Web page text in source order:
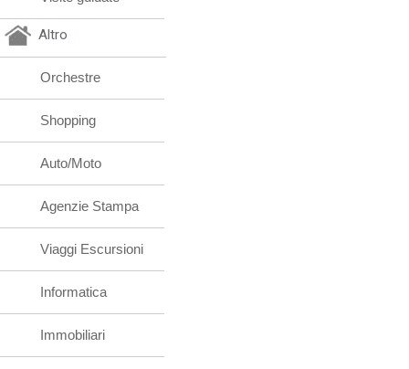
Altro
Orchestre
Shopping
Auto/Moto
Agenzie Stampa
Viaggi Escursioni
Informatica
Immobiliari